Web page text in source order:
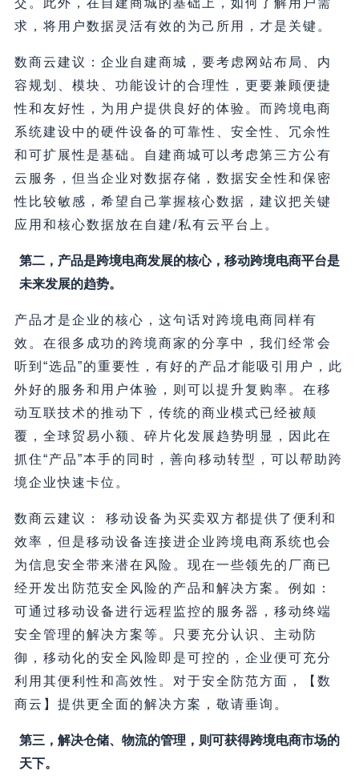
求，将用户数据灵活有效的为己所用，才是关键。
数商云建议：企业自建商城，要考虑网站布局、内
容规划、模块、功能设计的合理性，更要兼顾便捷
性和友好性，为用户提供良好的体验。而跨境电商
系统建设中的硬件设备的可靠性、安全性、冗余性
和可扩展性是基础。自建商城可以考虑第三方公有
云服务，但当企业对数据存储，数据安全性和保密
性比较敏感，希望自己掌握核心数据，建议把关键
应用和核心数据放在自建/私有云平台上。
第二，产品是跨境电商发展的核心，移动跨境电商平台是
未来发展的趋势。
产品才是企业的核心，这句话对跨境电商同样有
效。在很多成功的跨境商家的分享中，我们经常会
听到“选品”的重要性，有好的产品才能吸引用户，此
外好的服务和用户体验，则可以提升复购率。在移
动互联技术的推动下，传统的商业模式已经被颠
覆，全球贸易小额、碎片化发展趋势明显，因此在
抓住“产品”本手的同时，善向移动转型，可以帮助跨
境企业快速卡位。
数商云建议： 移动设备为买卖双方都提供了便利和
效率，但是移动设备连接进企业跨境电商系统也会
为信息安全带来潜在风险。现在一些领先的厂商已
经开发出防范安全风险的产品和解决方案。例如：
可通过移动设备进行远程监控的服务器，移动终端
安全管理的解决方案等。只要充分认识、主动防
御，移动化的安全风险即是可控的，企业便可充分
利用其便利性和高效性。对于安全防范方面，【数
商云】提供更全面的解决方案，敬请垂询。
第三，解决仓储、物流的管理，则可获得跨境电商市场的
天下。